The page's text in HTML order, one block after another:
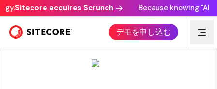
Sitecore acquires Scrunch Because knowing "AI
デモを申し込む
EPSILON